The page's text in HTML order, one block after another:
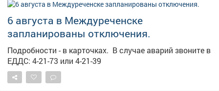
сетей на прочность и плотность от котельной
Полосухинская (согласно графику) Работает: ООО
«ЭнергоТранзит» Куйбышевский район: Садопарковая
19,23,25,27,29, 31,33,35,28/1,28/2,28,30,32, 32,
47,49,51,53,55,63,65 3 МКД, 12 домов частного сектора,
5 прочие Период работы с 04.08 13:00 по 18.08 17:00
Описание работ: Гидравлические испытания т/сетей
на прочность и плотность от котельной №32
6 августа в Междуреченске
запланированы отключения.
Подробности - в карточках. ️ В случае аварий звоните в
ЕДДС: 4-21-73 или 4-21-39